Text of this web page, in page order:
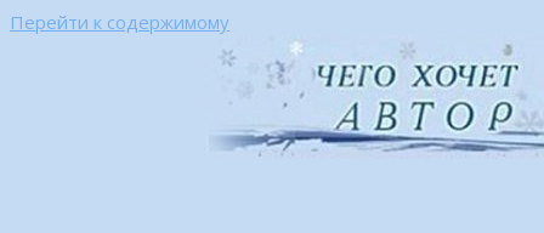
Перейти к содержимому